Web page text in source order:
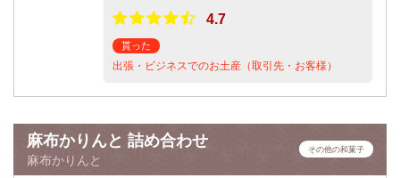
4.7
貰った
出張・ビジネスでのお土産（取引先・お客様）
麻布かりんと 詰め合わせ
麻布かりんと
その他の和菓子